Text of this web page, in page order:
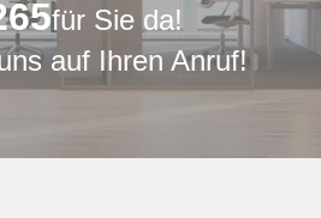
für Sie da!
auf Ihren Anruf!